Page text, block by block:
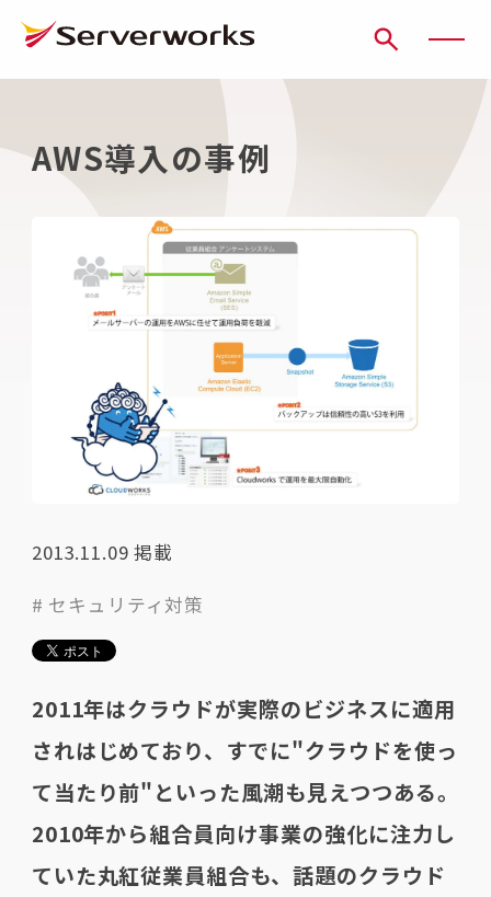
AWS導入の事例
2013.11.09 掲載
# セキュリティ対策
2011年はクラウドが実際のビジネスに適用
されはじめており、すでに"クラウドを使っ
て当たり前"といった風潮も見えつつある。
2010年から組合員向け事業の強化に注力し
ていた丸紅従業員組合も、話題のクラウド